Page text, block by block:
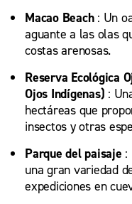
Macao Beach: Un
aguante a las olas
costas arenosas.
Reserva Ecológica
Ojos Indígenas) :
hectáreas que
insectos y otras
Parque del paisaje :
una gran variedad
expediciones en